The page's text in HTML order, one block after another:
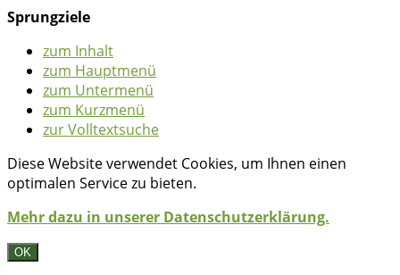
Sprungziele
zum Inhalt
zum Hauptmenü
zum Untermenü
zum Kurzmenü
zur Volltextsuche
Diese Website verwendet Cookies, um Ihnen einen
optimalen Service zu bieten.
Mehr dazu in unserer Datenschutzerklärung.
OK